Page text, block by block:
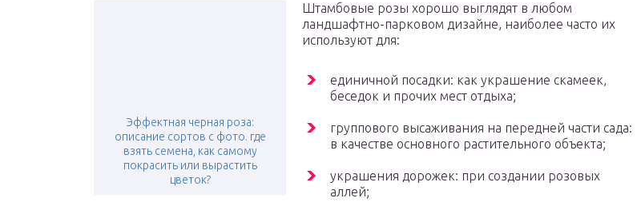
Эффектная черная роза:
описание сортов с фото. где
взять семена, как самому
покрасить или вырастить
цветок?
Штамбовые розы хорошо выглядят в любом
ландшафтно-парковом дизайне, наиболее часто их
используют для:
единичной посадки: как украшение скамеек,
беседок и прочих мест отдыха;
группового высаживания на передней части сада:
в качестве основного растительного объекта;
украшения дорожек: при создании розовых
аллей;